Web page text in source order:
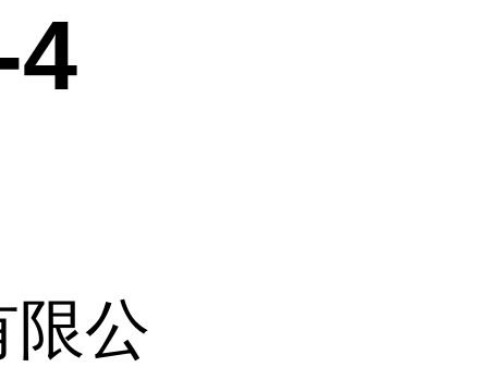
4
限公